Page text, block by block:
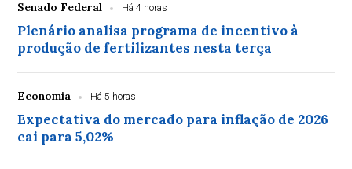
Senado Federal Há 4 horas
Plenário analisa programa de incentivo à
produção de fertilizantes nesta terça
Economia Há 5 horas
Expectativa do mercado para inflação de 2026
cai para 5,02%